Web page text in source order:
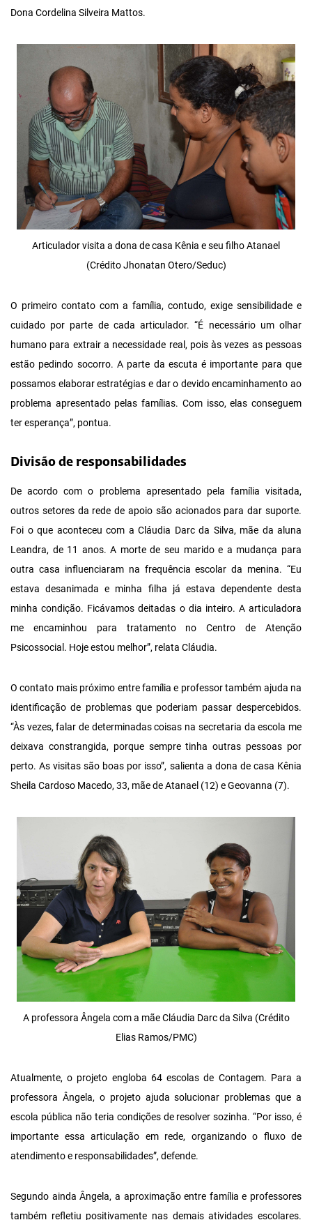
Dona Cordelina Silveira Mattos.
Articulador visita a dona de casa Kênia e seu filho Atanael
(Crédito Jhonatan Otero/Seduc)
O primeiro contato com a família, contudo, exige sensibilidade e
cuidado por parte de cada articulador. “É necessário um olhar
humano para extrair a necessidade real, pois às vezes as pessoas
estão pedindo socorro. A parte da escuta é importante para que
possamos elaborar estratégias e dar o devido encaminhamento ao
problema apresentado pelas famílias. Com isso, elas conseguem
ter esperança”, pontua.
Divisão de responsabilidades
De acordo com o problema apresentado pela família visitada,
outros setores da rede de apoio são acionados para dar suporte.
Foi o que aconteceu com a Cláudia Darc da Silva, mãe da aluna
Leandra, de 11 anos. A morte de seu marido e a mudança para
outra casa influenciaram na frequência escolar da menina. “Eu
estava desanimada e minha filha já estava dependente desta
minha condição. Ficávamos deitadas o dia inteiro. A articuladora
me encaminhou para tratamento no Centro de Atenção
Psicossocial. Hoje estou melhor”, relata Cláudia.
O contato mais próximo entre família e professor também ajuda na
identificação de problemas que poderiam passar despercebidos.
“Às vezes, falar de determinadas coisas na secretaria da escola me
deixava constrangida, porque sempre tinha outras pessoas por
perto. As visitas são boas por isso”, salienta a dona de casa Kênia
Sheila Cardoso Macedo, 33, mãe de Atanael (12) e Geovanna (7).
A professora Ângela com a mãe Cláudia Darc da Silva (Crédito
Elias Ramos/PMC)
Atualmente, o projeto engloba 64 escolas de Contagem. Para a
professora Ângela, o projeto ajuda solucionar problemas que a
escola pública não teria condições de resolver sozinha. “Por isso, é
importante essa articulação em rede, organizando o fluxo de
atendimento e responsabilidades”, defende.
Segundo ainda Ângela, a aproximação entre família e professores
também refletiu positivamente nas demais atividades escolares.